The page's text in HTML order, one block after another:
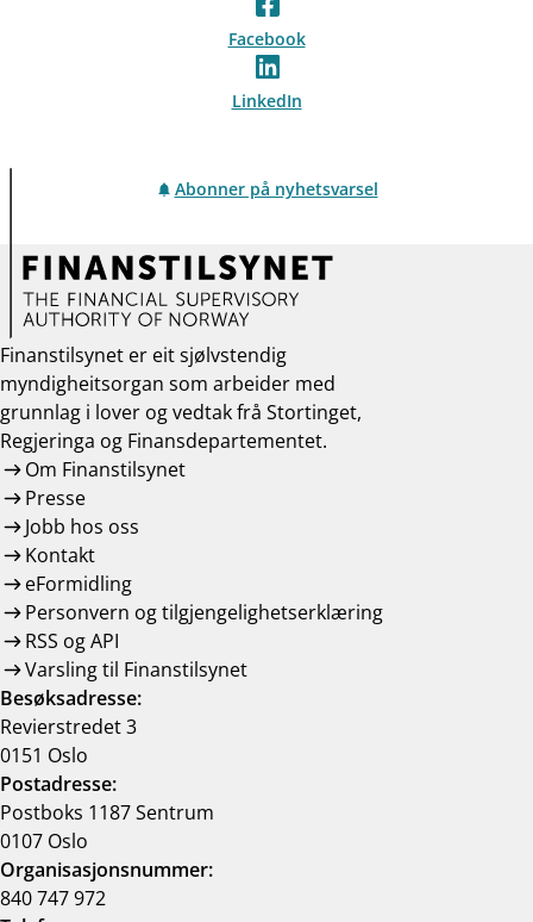
Facebook
LinkedIn
Abonner på nyhetsvarsel
Finanstilsynet er eit sjølvstendig
myndigheitsorgan som arbeider med
grunnlag i lover og vedtak frå Stortinget,
Regjeringa og Finansdepartementet.
Om Finanstilsynet
Presse
Jobb hos oss
Kontakt
eFormidling
Personvern og tilgjengelighetserklæring
RSS og API
Varsling til Finanstilsynet
Besøksadresse:
Revierstredet 3
0151 Oslo
Postadresse:
Postboks 1187 Sentrum
0107 Oslo
Organisasjonsnummer:
840 747 972